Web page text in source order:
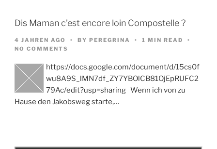
Dis Maman c’est encore loin Compostelle ?
4 JAHREN AGO BY PEREGRINA
1 MIN READ
NO COMMENTS
https://docs.google.com/document/d/15cs0f
wu8A9S_lMN7df_ZY7YBOlCB81OjEpRUFC2
79Ac/edit?usp=sharing Wenn ich von zu
Hause den Jakobsweg starte,…